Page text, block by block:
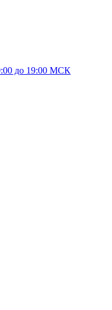
до 19:00 МСК